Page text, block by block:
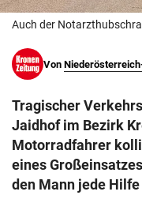
Auch der
Von
Tragischer
Jaidhof im Bezirk
Motorradfahrer
eines
den Mann jede Hilfe